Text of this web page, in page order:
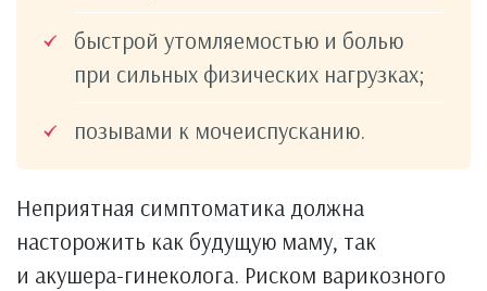
быстрой утомляемостью и болью
при сильных физических нагрузках;
позывами к мочеиспусканию.
Неприятная симптоматика должна
насторожить как будущую маму, так
и акушера-гинеколога. Риском варикозного